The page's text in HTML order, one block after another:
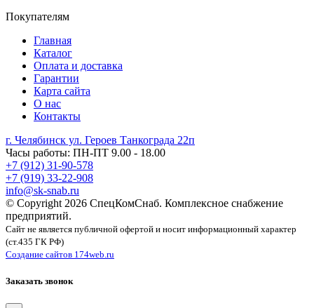
Покупателям
Главная
Каталог
Оплата и доставка
Гарантии
Карта сайта
О нас
Контакты
г. Челябинск ул. Героев Танкограда 22п
Часы работы: ПН-ПТ 9.00 - 18.00
+7 (912) 31-90-578
+7 (919) 33-22-908
info@sk-snab.ru
© Copyright 2026 СпецКомСнаб. Комплексное снабжение
предприятий.
Сайт не является публичной офертой и носит информационный характер
(ст.435 ГК РФ)
Создание сайтов 174web.ru
Заказать звонок